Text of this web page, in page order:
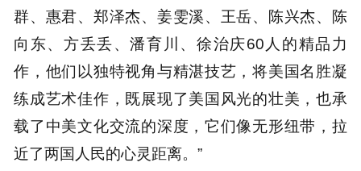
群、惠君、郑泽杰、姜雯溪、王岳、陈兴杰、陈
向东、方丢丢、潘育川、徐治庆60人的精品力
作，他们以独特视角与精湛技艺，将美国名胜凝
练成艺术佳作，既展现了美国风光的壮美，也承
载了中美文化交流的深度，它们像无形纽带，拉
近了两国人民的心灵距离。”